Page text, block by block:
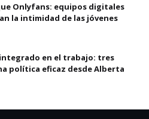
Onlyfans: equipos digitales
la intimidad de las jóvenes
en el trabajo: tres
política eficaz desde Alberta